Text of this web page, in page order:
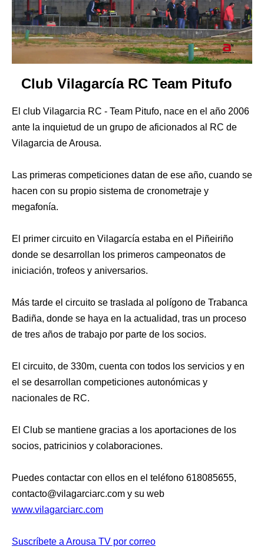
Club Vilagarcía RC Team Pitufo
El club Vilagarcia RC - Team Pitufo, nace en el año 2006
ante la inquietud de un grupo de aficionados al RC de
Vilagarcia de Arousa.
Las primeras competiciones datan de ese año, cuando se
hacen con su propio sistema de cronometraje y
megafonía.
El primer circuito en Vilagarcía estaba en el Piñeiriño
donde se desarrollan los primeros campeonatos de
iniciación, trofeos y aniversarios.
Más tarde el circuito se traslada al polígono de Trabanca
Badiña, donde se haya en la actualidad, tras un proceso
de tres años de trabajo por parte de los socios.
El circuito, de 330m, cuenta con todos los servicios y en
el se desarrollan competiciones autonómicas y
nacionales de RC.
El Club se mantiene gracias a los aportaciones de los
socios, patricinios y colaboraciones.
Puedes contactar con ellos en el teléfono 618085655,
contacto@vilagarciarc.com y su web
www.vilagarciarc.com
Suscríbete a Arousa TV por correo